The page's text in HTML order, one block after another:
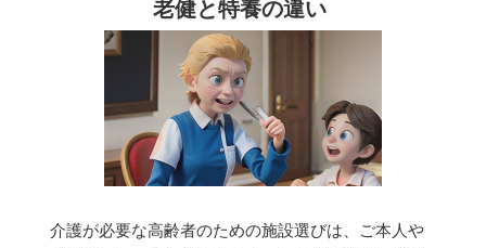
老健と特養の違い
介護が必要な高齢者のための施設選びは、ご本人や